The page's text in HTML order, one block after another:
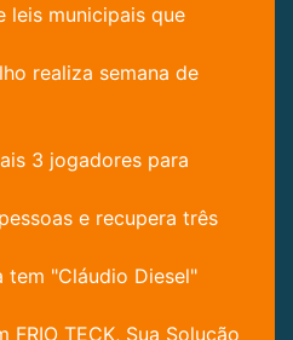
leis municipais que
realiza semana de
3 jogadores para
e recupera três
tem "Cláudio Diesel"
FRIO TECK, Sua Solução